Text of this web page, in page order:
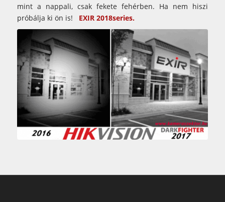
mint a nappali, csak fekete fehérben. Ha nem hiszi
próbálja ki ön is!
EXIR 2018series.